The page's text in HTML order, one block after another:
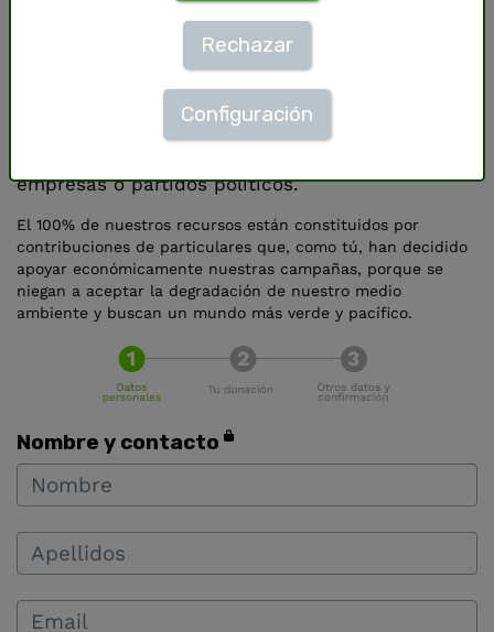
Para preservar nuestra independencia y nuestra
libertad de acción, no aceptamos subvenciones
empresas o partidos políticos.
El 100% de nuestros recursos están constituidos por
contribuciones de particulares que, como tú, han decidido
apoyar económicamente nuestras campañas, porque se
niegan a aceptar la degradación de nuestro medio
ambiente y buscan un mundo más verde y pacífico.
Nombre y contacto
Rechazar
Configuración